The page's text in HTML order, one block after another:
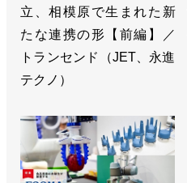
立、相模原で生まれた新
たな連携の形【前編】／
トランセンド（JET、永進
テクノ）